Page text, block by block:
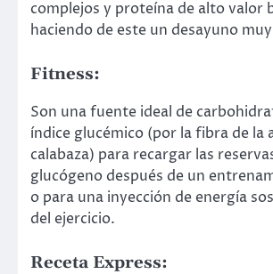
complejos y proteína de alto valor
haciendo de este un desayuno
Fitness:
Son una fuente ideal de
índice glucémico (por la fibra de la
calabaza) para recargar las
glucógeno después de un
o para una inyección de energía
del ejercicio.
Receta Express: